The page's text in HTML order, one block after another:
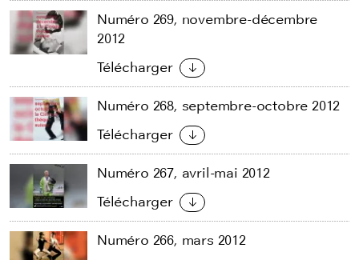
Numéro 269, novembre-décembre
2012
Télécharger
Numéro 268, septembre-octobre 2012
Télécharger
Numéro 267, avril-mai 2012
Télécharger
Numéro 266, mars 2012